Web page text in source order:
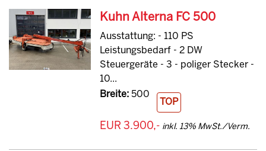
Kuhn Alterna FC 500
Ausstattung: - 110 PS
Leistungsbedarf - 2 DW
Steuergeräte - 3 - poliger Stecker -
10...
Breite:500
TOP
EUR 3.900,- inkl. 13% MwSt./Verm.